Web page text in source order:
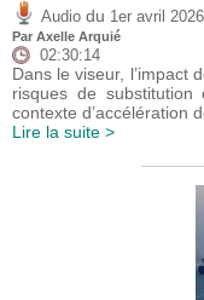
Audio du 1er avril 2026
Par Axelle Arquié
02:30:14
Dans le viseur, l’impact
risques de
contexte d’accélération
Lire la suite >